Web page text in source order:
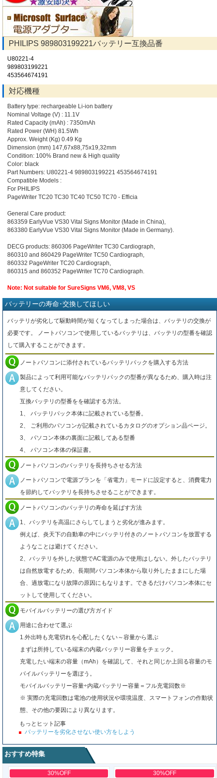
PHILIPS 989803199221バッテリー互換品番
U80221-4
989803199221
453564674191
対応機種
Battery type: rechargeable Li-ion battery
Nominal Voltage (V) : 11.1V
Rated Capacity (mAh) : 7350mAh
Rated Power (WH) 81.5Wh
Approx. Weight (Kg) 0.49 Kg
Dimension (mm) 147,67x88,75x19,32mm
Condition: 100% Brand new & High quality
Color: black
Part Numbers: U80221-4 989803199221 453564674191
Compatible Models :
For PHILIPS
PageWriter TC20 TC30 TC40 TC50 TC70 - Efficia
General Care product:
863359 EarlyVue VS30 Vital Signs Monitor (Made in China),
863380 EarlyVue VS30 Vital Signs Monitor (Made in Germany).
DECG products: 860306 PageWriter TC30 Cardiograph,
860310 and 860429 PageWriter TC50 Cardiograph,
860332 PageWriter TC20 Cardiograph,
860315 and 860352 PageWriter TC70 Cardiograph.
Note: Not suitable for SureSigns VM6, VM8, VS
バッテリーの寿命･交換してほしい
バッテリが劣化して駆動時間が短くなってしまった場合は、バッテリの交換が
必要です。 ノートパソコンで使用しているバッテリは、バッテリの型番を確認
して購入することができます。
ノートパソコンに添付されているバッテリパックを購入する方法
製品によって利用可能なバッテリパックの型番が異なるため、購入時は注
意してください。
互換バッテリの型番をを確認する方法。
1、 バッテリパック本体に記載されている型番。
2、 ご利用のパソコンが記載されているカタログのオプション品ページ。
3、 パソコン本体の裏面に記載してある型番
4、 パソコン本体の保証書。
ノートパソコンのバッテリを長持ちさせる方法
ノートパソコンで電源プランを「省電力」モードに設定すると、消費電力
を節約してバッテリを長持ちさせることができます。
ノートパソコンのバッテリの寿命を延ばす方法
1、バッテリを高温にさらしてしまうと劣化が進みます。
例えば、炎天下の自動車の中にバッテリ付きのノートパソコンを放置する
ようなことは避けてください。
2、バッテリを外した状態でAC電源のみで使用はしない。外したバッテリ
は自然放電するため、長期間パソコン本体から取り外したままにした場
合、過放電になり故障の原因にもなります。できるだけパソコン本体にセ
ットして使用してください。
モバイルバッテリーの選び方ガイド
用途に合わせて選ぶ
1.外出時も充電切れを心配したくない～容量から選ぶ
まずは所持している端末の内蔵バッテリー容量をチェック。
充電したい端末の容量（mAh）を確認して、それと同じか上回る容量のモ
バイルバッテリーを選ぼう。
モバイルバッテリー容量÷内蔵バッテリー容量＝フル充電回数※
※ 実際の充電回数は電池の使用状況や環境温度、スマートフォンの作動状
態、その他の要因により異なります。
もっとヒット記事
バッテリーを劣化させない使い方をしよう
おすすめ特集
30%OFF 30%OFF